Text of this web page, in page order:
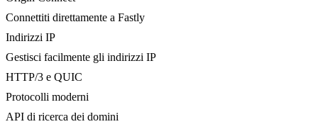
Connettiti direttamente a Fastly
Indirizzi IP
Gestisci facilmente gli indirizzi IP
HTTP/3 e QUIC
Protocolli moderni
API di ricerca dei domini